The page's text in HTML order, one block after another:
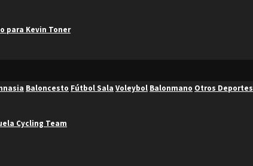
para Kevin Toner
Baloncesto Fútbol Sala Voleybol Balonmano Otros Deportes
Cycling Team